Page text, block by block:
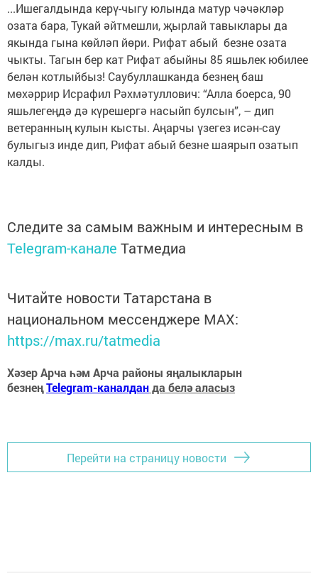
...Ишегалдында керү-чыгу юлында матур чәчәкләр
озата бара, Тукай әйтмешли, җырлай тавыклары да
якында гына көйләп йөри. Рифат абый безне озата
чыкты. Тагын бер кат Рифат абыйны 85 яшьлек юбилее
белән котлыйбыз! Саубуллашканда безнең баш
мөхәррир Исрафил Рәхмәтуллович: “Алла боерса, 90
яшьлегеңдә дә күрешергә насыйп булсын”, – дип
ветеранның кулын кысты. Аңарчы үзегез исән-сау
булыгыз инде дип, Рифат абый безне шаярып озатып
калды.
Следите за самым важным и интересным в
Telegram-канале Татмедиа
Читайте новости Татарстана в
национальном мессенджере MАХ:
https://max.ru/tatmedia
Хәзер Арча һәм Арча районы яңалыкларын
безнеңTelegram-каналданда белә аласыз
Перейти на страницу новости